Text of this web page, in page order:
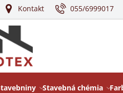
Kontakt 055/6999017
Stavebná chémia